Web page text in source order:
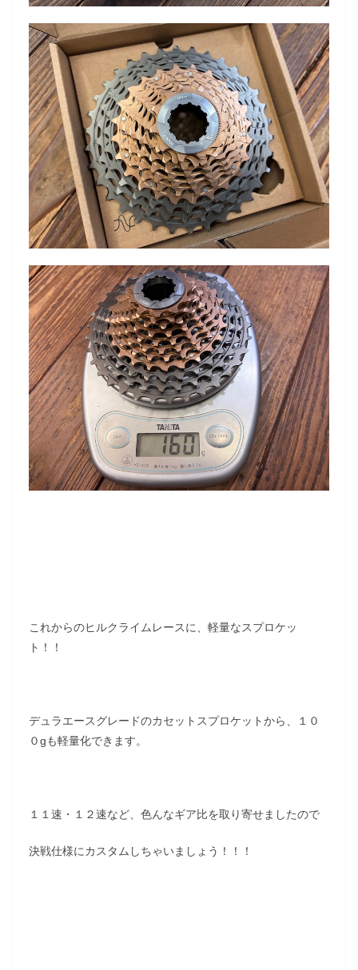
これからのヒルクライムレースに、軽量なスプロケッ
ト！！
デュラエースグレードのカセットスプロケットから、１０
０gも軽量化できます。
１１速・１２速など、色んなギア比を取り寄せましたので
決戦仕様にカスタムしちゃいましょう！！！